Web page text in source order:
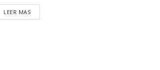
LEER MASDETAILS